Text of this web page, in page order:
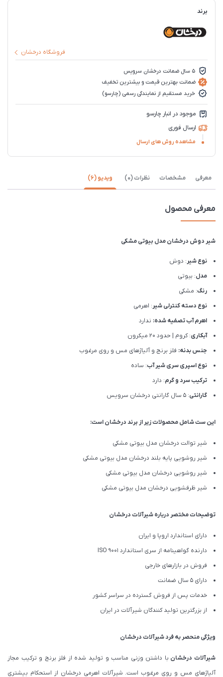
برند
فروشگاه درخشان
5 سال ضمانت درخشان سرویس
ضمانت بهترین قیمت و بیشترین تخفیف
خرید مستقیم از نمایندگی رسمی (چارسو)
موجود در انبار چارسو
ارسال فوری
مشاهده روش های ارسال
معرفی مشخصات نظرات (0) ویدیو (6)
معرفی محصول
شیر دوش درخشان مدل بيوتی مشکی
نوع شیر: دوش
مدل: بيوتی
رنگ: مشکی
نوع دسته کنترلی شیر: اهرمی
اهرم آب تصفیه شده: ندارد
آبکاری: کروم | حدود 20 میکرون
جنس بدنه: فلز برنج و آلیاژهای مس و روی مرغوب
نوع اسپری سری شیر آب: ساده
ترکیب سرد و گرم: دارد
گارانتی: 5 سال گارانتی درخشان سرویس
این ست شامل محصولات زیر از برند درخشان است:
شیر توالت درخشان مدل بيوتی مشکی
شیر روشویی پایه بلند درخشان مدل بيوتی مشکی
شیر روشویی درخشان مدل بيوتی مشکی
شیر ظرفشویی درخشان مدل بيوتی مشکی
توضیحات مختصر درباره شیرآلات درخشان
دارای استاندارد اروپا و ایران
دارنده گواهینامه از سری استاندارد ISO 9001
فروش در بازارهای خارجی
دارای 5 سال ضمانت
خدمات پس از فروش گسترده در سراسر کشور
از بزرگترین تولید کنندگان شیرآلات در ایران
ویژگی منحصر به فرد شیرآلات درخشان
شیرآلات درخشان با داشتن وزنی مناسب و تولید شده از فلز برنج و ترکیب مجاز
آلیاژهای مس و روی مرغوب است. شیرآلات اهرمی درخشان از استحکام بیشتری